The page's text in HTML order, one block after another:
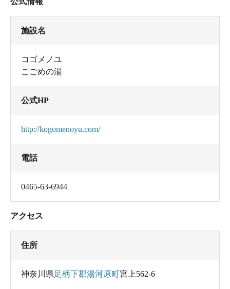
施設名
コゴメノユ
こごめの湯
公式HP
http://kogomenoyu.com/
電話
0465-63-6944
アクセス
住所
神奈川県足柄下郡湯河原町宮上562-6